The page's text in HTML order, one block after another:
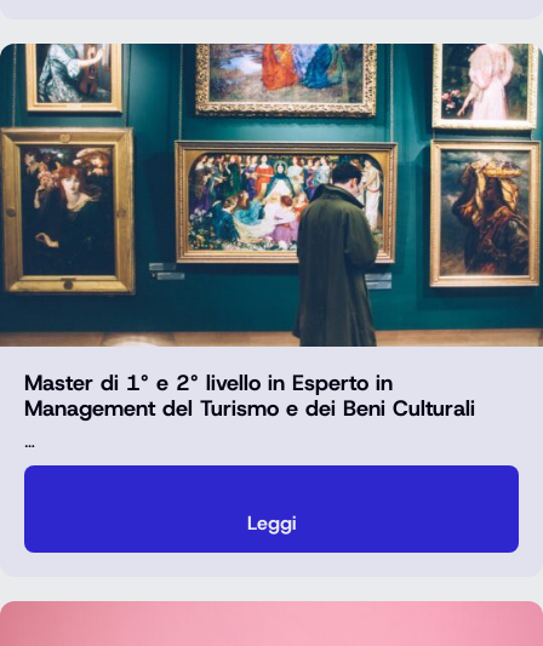
Master di 1° e 2° livello in Esperto in
Management del Turismo e dei Beni Culturali
…
Leggi